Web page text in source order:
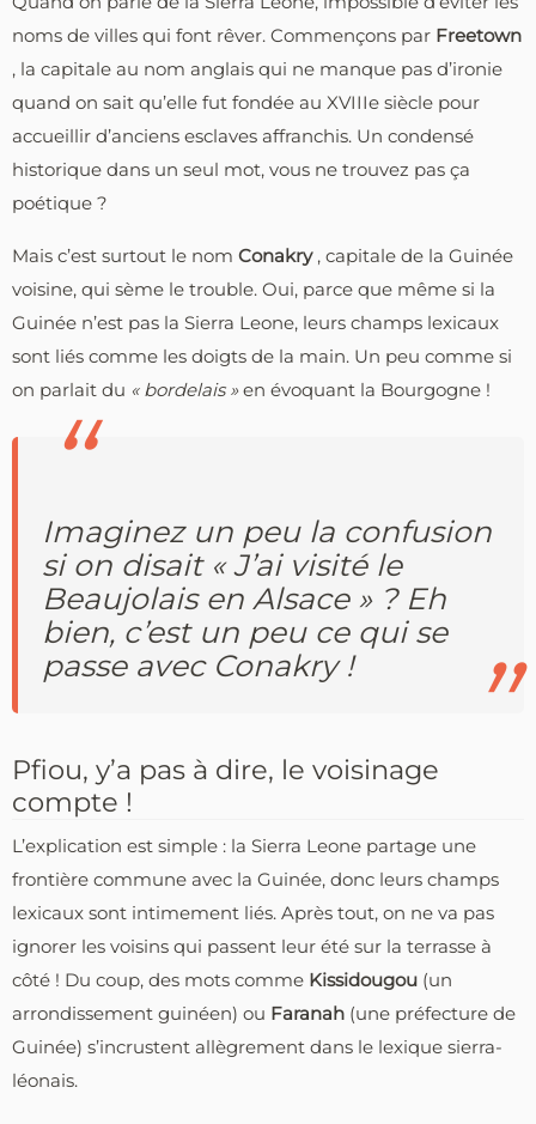
noms de villes qui font rêver. Commençons par Freetown
, la capitale au nom anglais qui ne manque pas d’ironie
quand on sait qu’elle fut fondée au XVIIIe siècle pour
accueillir d’anciens esclaves affranchis. Un condensé
historique dans un seul mot, vous ne trouvez pas ça
poétique ?
Mais c’est surtout le nom Conakry , capitale de la Guinée
voisine, qui sème le trouble. Oui, parce que même si la
Guinée n’est pas la Sierra Leone, leurs champs lexicaux
sont liés comme les doigts de la main. Un peu comme si
on parlait du « bordelais »en évoquant la Bourgogne !
Imaginez un peu la confusion
si on disait « J’ai visité le
Beaujolais en Alsace » ? Eh
bien, c’est un peu ce qui se
passe avec Conakry !
Pfiou, y’a pas à dire, le voisinage
compte !
L’explication est simple : la Sierra Leone partage une
frontière commune avec la Guinée, donc leurs champs
lexicaux sont intimement liés. Après tout, on ne va pas
ignorer les voisins qui passent leur été sur la terrasse à
côté ! Du coup, des mots comme Kissidougou (un
arrondissement guinéen) ou Faranah (une préfecture de
Guinée) s’incrustent allègrement dans le lexique sierra-
léonais.